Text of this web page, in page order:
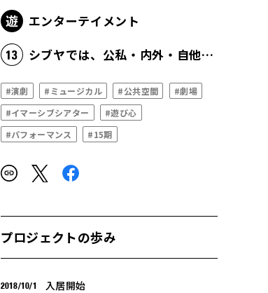
エンターテイメント
シブヤでは、公私・内外・自他などあらゆる境界が消滅する
#演劇 #ミュージカル #公共空間
#劇場
#イマーシブシアター
#遊び心
#パフォーマンス
#15期
プロジェクトの歩み
2018/10/1 入居開始